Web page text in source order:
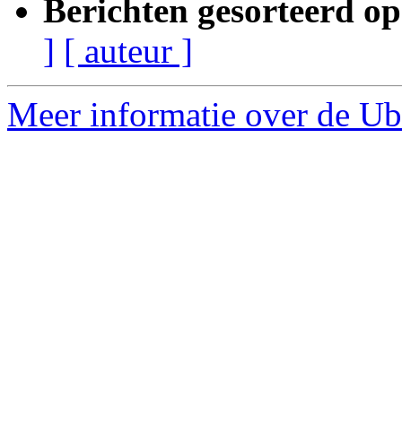
Berichten gesorteerd
] [ auteur ]
Meer informatie over de